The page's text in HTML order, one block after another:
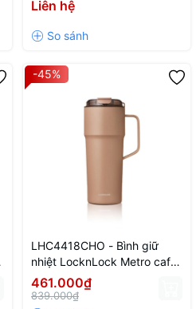
8000mAh - Màu be
Liên hệ
-45%
LHC4418CHO - Bình giữ
nhiệt LocknLock Metro cafe
handle 750ml - Màu
chocolate
461.000₫
839.000₫